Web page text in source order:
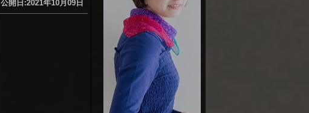
公開日:2021年10月09日